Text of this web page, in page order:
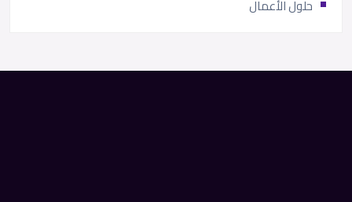
حلول الأعمال